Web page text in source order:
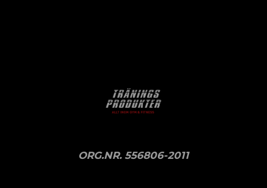
ORG.NR. 556806-2011